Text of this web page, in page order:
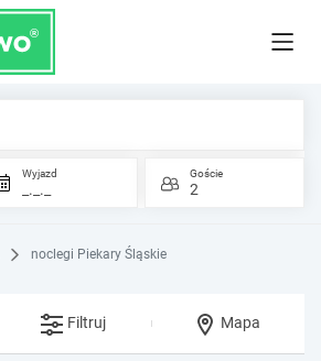
Wyjazd
_._._
Goście
2
noclegi Piekary Śląskie
Filtruj Mapa